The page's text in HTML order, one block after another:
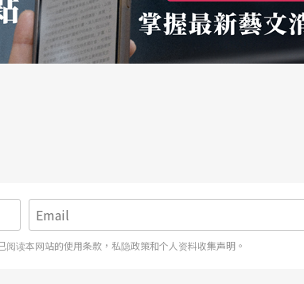
读本网站的使用条款，私隐政策和个人资料收集声明。